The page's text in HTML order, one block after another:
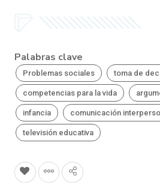
Palabras clave
Problemas sociales toma de
competencias para la vida
infancia comunicación
televisión educativa